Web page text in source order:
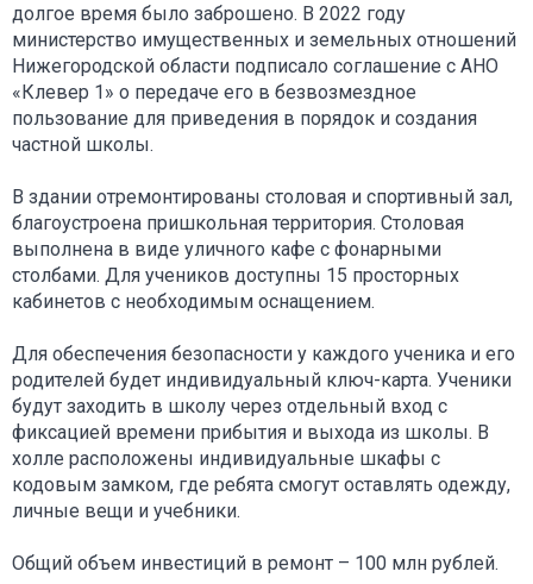
долгое время было заброшено. В 2022 году
министерство имущественных и земельных отношений
Нижегородской области подписало соглашение с АНО
«Клевер 1» о передаче его в безвозмездное
пользование для приведения в порядок и создания
частной школы.
В здании отремонтированы столовая и спортивный зал,
благоустроена пришкольная территория. Столовая
выполнена в виде уличного кафе с фонарными
столбами. Для учеников доступны 15 просторных
кабинетов с необходимым оснащением.
Для обеспечения безопасности у каждого ученика и его
родителей будет индивидуальный ключ-карта. Ученики
будут заходить в школу через отдельный вход с
фиксацией времени прибытия и выхода из школы. В
холле расположены индивидуальные шкафы с
кодовым замком, где ребята смогут оставлять одежду,
личные вещи и учебники.
Общий объем инвестиций в ремонт – 100 млн рублей.